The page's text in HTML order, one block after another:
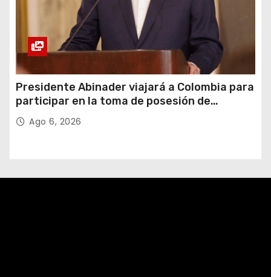
Presidente Abinader viajará a Colombia para
participar en la toma de posesión de
Abelardo de la Espriella
Ago 6, 2026